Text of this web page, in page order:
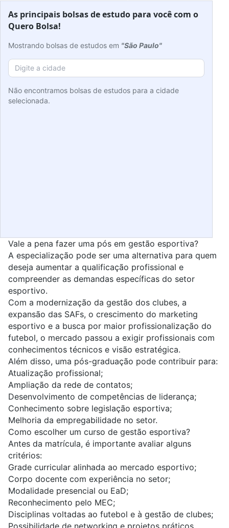
As principais bolsas de estudo para você com o
Quero Bolsa!
Mostrando bolsas de estudos em "São Paulo"
Não encontramos bolsas de estudos para a cidade
selecionada.
Vale a pena fazer uma pós em gestão esportiva?
A especialização pode ser uma alternativa para quem
deseja aumentar a qualificação profissional e
compreender as demandas específicas do setor
esportivo.
Com a modernização da gestão dos clubes, a
expansão das SAFs, o crescimento do marketing
esportivo e a busca por maior profissionalização do
futebol, o mercado passou a exigir profissionais com
conhecimentos técnicos e visão estratégica.
Além disso, uma pós-graduação pode contribuir para:
Atualização profissional;
Ampliação da rede de contatos;
Desenvolvimento de competências de liderança;
Conhecimento sobre legislação esportiva;
Melhoria da empregabilidade no setor.
Como escolher um curso de gestão esportiva?
Antes da matrícula, é importante avaliar alguns
critérios:
Grade curricular alinhada ao mercado esportivo;
Corpo docente com experiência no setor;
Modalidade presencial ou EaD;
Reconhecimento pelo MEC;
Disciplinas voltadas ao futebol e à gestão de clubes;
Possibilidade de networking e projetos práticos.